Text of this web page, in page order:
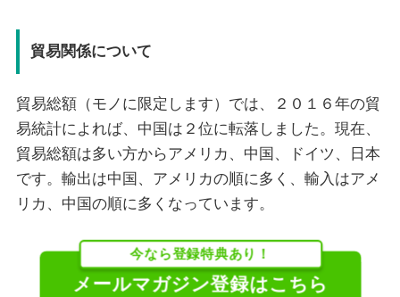
貿易関係について
貿易総額（モノに限定します）では、２０１６年の貿
易統計によれば、中国は２位に転落しました。現在、
貿易総額は多い方からアメリカ、中国、ドイツ、日本
です。輸出は中国、アメリカの順に多く、輸入はアメ
リカ、中国の順に多くなっています。
今なら登録特典あり！
メールマガジン登録はこちら